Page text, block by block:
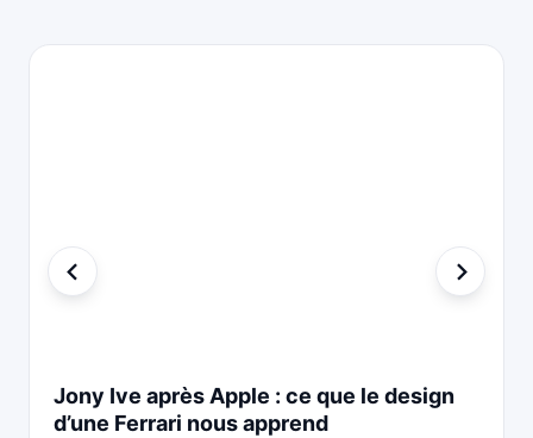
Jony Ive après Apple : ce que le design
d’une Ferrari nous apprend